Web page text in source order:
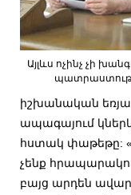
Այլևս ոչինչ չի
իշխանական
ապագայում
հստակ փաթեթը:
չենք
բայց արդեն